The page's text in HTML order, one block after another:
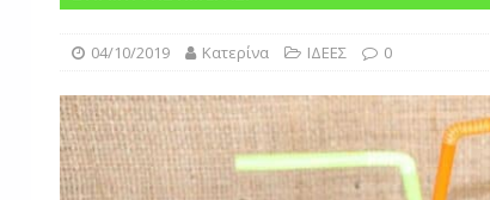
Fish and Chips ΘΑΛΑΣΣΙΝΑ
04/10/2019 Κατερίνα ΙΔΕΕΣ 0